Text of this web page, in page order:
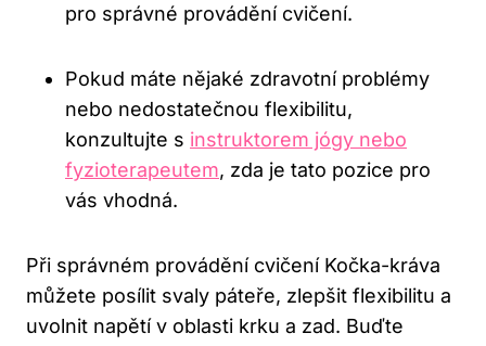
pro ⁢správné provádění cvičení.
Pokud máte nějaké‍ zdravotní problémy‌
nebo nedostatečnou ⁢flexibilitu,
konzultujte s instruktorem jógy‍ nebo
fyzioterapeutem, ⁤zda je tato pozice pro⁤
vás vhodná.
Při správném provádění⁢ cvičení Kočka-kráva
můžete posílit svaly páteře, zlepšit ‍flexibilitu a
uvolnit napětí ⁢v oblasti krku a zad. Buďte